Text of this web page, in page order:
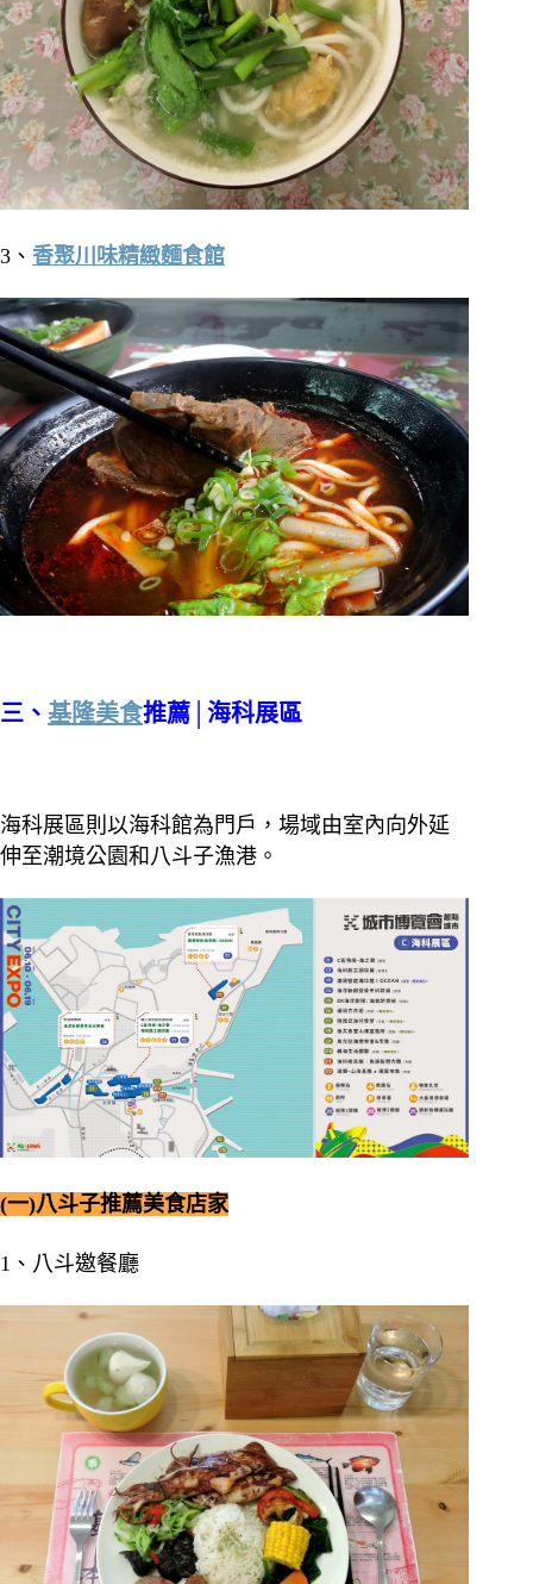
3、 香聚川味精緻麵食館
三、 基隆美食推薦│海科展區
海科展區則以海科館為門戶，場域由室內向外延
伸至潮境公園和八斗子漁港。
(一)八斗子推薦美食店家
1、八斗邀餐廳